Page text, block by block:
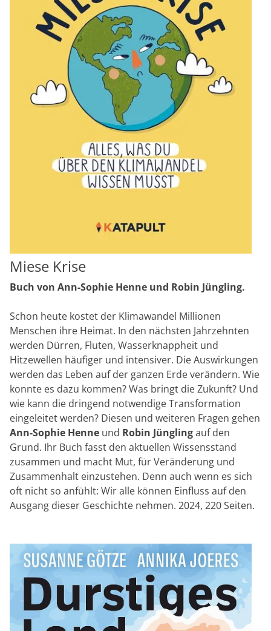
Miese Krise
Buch von Ann-Sophie Henne und Robin Jüngling.
Schon heute kostet der Klimawandel Millionen
Menschen ihre Heimat. In den nächsten Jahrzehnten
werden Dürren, Fluten, Wasserknappheit und
Hitzewellen häufiger und intensiver. Die Auswirkungen
werden das Leben auf der ganzen Erde verändern. Wie
konnte es dazu kommen? Was bringt die Zukunft? Und
wie kann die dringend notwendige Transformation
eingeleitet werden? Diesen und weiteren Fragen gehen
Ann-Sophie Henne und Robin Jünglingauf den
Grund. Ihr Buch fasst den aktuellen Wissensstand
zusammen und macht Mut, für Veränderung und
Zusammenhalt einzustehen. Denn auch wenn es sich
oft nicht so anfühlt: Wir alle können Einfluss auf den
Ausgang dieser Geschichte nehmen. 2024, 220 Seiten.